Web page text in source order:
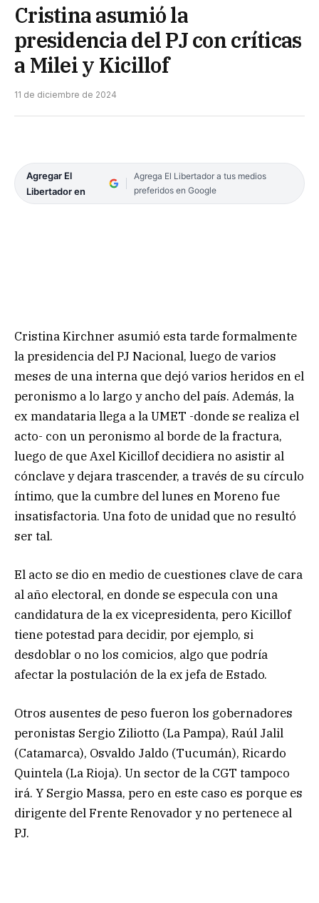
Cristina asumió la
presidencia del PJ con críticas
a Milei y Kicillof
11 de diciembre de 2024
Agregar El
Libertador en
Agrega El Libertador a tus medios
preferidos en Google
Cristina Kirchner asumió esta tarde formalmente
la presidencia del PJ Nacional, luego de varios
meses de una interna que dejó varios heridos en el
peronismo a lo largo y ancho del país. Además, la
ex mandataria llega a la UMET -donde se realiza el
acto- con un peronismo al borde de la fractura,
luego de que Axel Kicillof decidiera no asistir al
cónclave y dejara trascender, a través de su círculo
íntimo, que la cumbre del lunes en Moreno fue
insatisfactoria. Una foto de unidad que no resultó
ser tal.
El acto se dio en medio de cuestiones clave de cara
al año electoral, en donde se especula con una
candidatura de la ex vicepresidenta, pero Kicillof
tiene potestad para decidir, por ejemplo, si
desdoblar o no los comicios, algo que podría
afectar la postulación de la ex jefa de Estado.
Otros ausentes de peso fueron los gobernadores
peronistas Sergio Ziliotto (La Pampa), Raúl Jalil
(Catamarca), Osvaldo Jaldo (Tucumán), Ricardo
Quintela (La Rioja). Un sector de la CGT tampoco
irá. Y Sergio Massa, pero en este caso es porque es
dirigente del Frente Renovador y no pertenece al
PJ.